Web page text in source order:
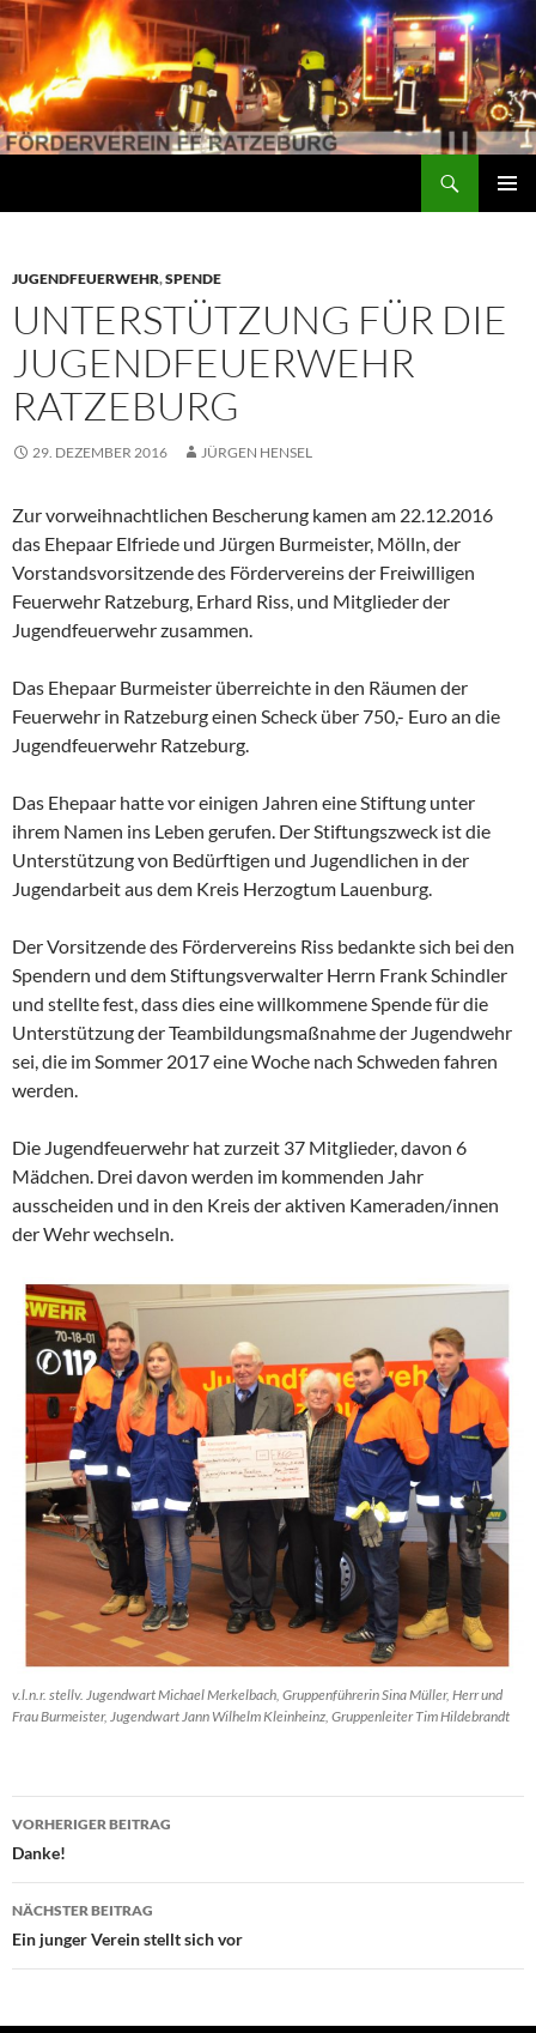
Förderverein der Freiwilligen Feuerwehr Ratzeburg
JUGENDFEUERWEHR,SPENDE
UNTERSTÜTZUNG FÜR DIE
JUGENDFEUERWEHR
RATZEBURG
29. DEZEMBER 2016 JÜRGEN HENSEL
Zur vorweihnachtlichen Bescherung kamen am 22.12.2016
das Ehepaar Elfriede und Jürgen Burmeister, Mölln, der
Vorstandsvorsitzende des Fördervereins der Freiwilligen
Feuerwehr Ratzeburg, Erhard Riss, und Mitglieder der
Jugendfeuerwehr zusammen.
Das Ehepaar Burmeister überreichte in den Räumen der
Feuerwehr in Ratzeburg einen Scheck über 750,- Euro an die
Jugendfeuerwehr Ratzeburg.
Das Ehepaar hatte vor einigen Jahren eine Stiftung unter
ihrem Namen ins Leben gerufen. Der Stiftungszweck ist die
Unterstützung von Bedürftigen und Jugendlichen in der
Jugendarbeit aus dem Kreis Herzogtum Lauenburg.
Der Vorsitzende des Fördervereins Riss bedankte sich bei den
Spendern und dem Stiftungsverwalter Herrn Frank Schindler
und stellte fest, dass dies eine willkommene Spende für die
Unterstützung der Teambildungsmaßnahme der Jugendwehr
sei, die im Sommer 2017 eine Woche nach Schweden fahren
werden.
Die Jugendfeuerwehr hat zurzeit 37 Mitglieder, davon 6
Mädchen. Drei davon werden im kommenden Jahr
ausscheiden und in den Kreis der aktiven Kameraden/innen
der Wehr wechseln.
v.l.n.r. stellv. Jugendwart Michael Merkelbach, Gruppenführerin Sina Müller, Herr und
Frau Burmeister, Jugendwart Jann Wilhelm Kleinheinz, Gruppenleiter Tim Hildebrandt
Beitragsnavigation
VORHERIGER BEITRAG
Danke!
NÄCHSTER BEITRAG
Ein junger Verein stellt sich vor